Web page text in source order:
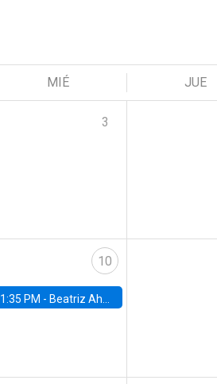
MIÉ JUE
3
10
1:35 PM - Beatriz Ahumada, PhD candidate, Universidad de Pittsburgh